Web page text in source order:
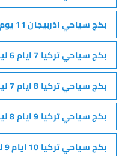
بكج سياحي اذربيجان 11 يوم 10 ليالي
بكج سياحي تركيا 7 ايام 6 ليالي
بكج سياحي تركيا 8 ايام 7 ليالي
بكج سياحي تركيا 9 ايام 8 ليالي
بكج سياحي تركيا 10 ايام 9 ليالي